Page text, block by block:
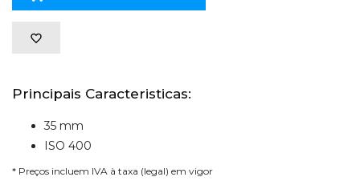
Principais Caracteristicas:
35 mm
ISO 400
* Preços incluem IVA à taxa (legal) em vigor